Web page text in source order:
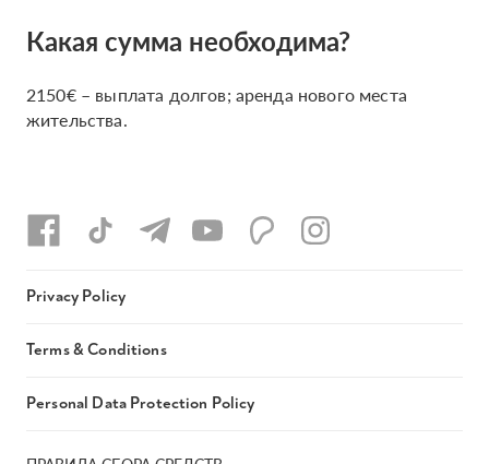
Какая сумма необходима?
2150€ – выплата долгов; аренда нового места
жительства.
Privacy Policy
Terms & Conditions
Personal Data Protection Policy